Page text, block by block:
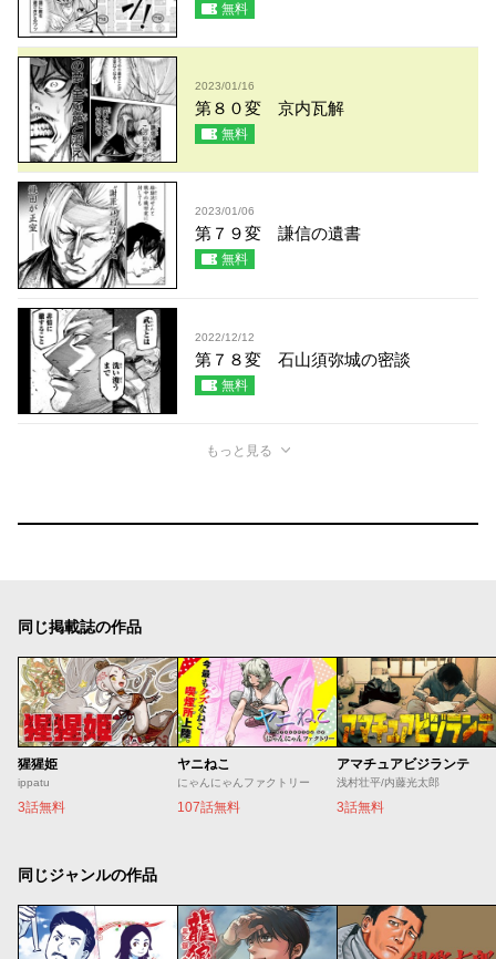
無料
2023/01/16
第８０変 京内瓦解
無料
2023/01/06
第７９変 謙信の遺書
無料
2022/12/12
第７８変 石山須弥城の密談
無料
もっと見る
同じ掲載誌の作品
猩猩姫
ippatu
3話無料
ヤニねこ
にゃんにゃんファクトリー
107話無料
アマチュアビジランテ
浅村壮平/内藤光太郎
3話無料
同じジャンルの作品